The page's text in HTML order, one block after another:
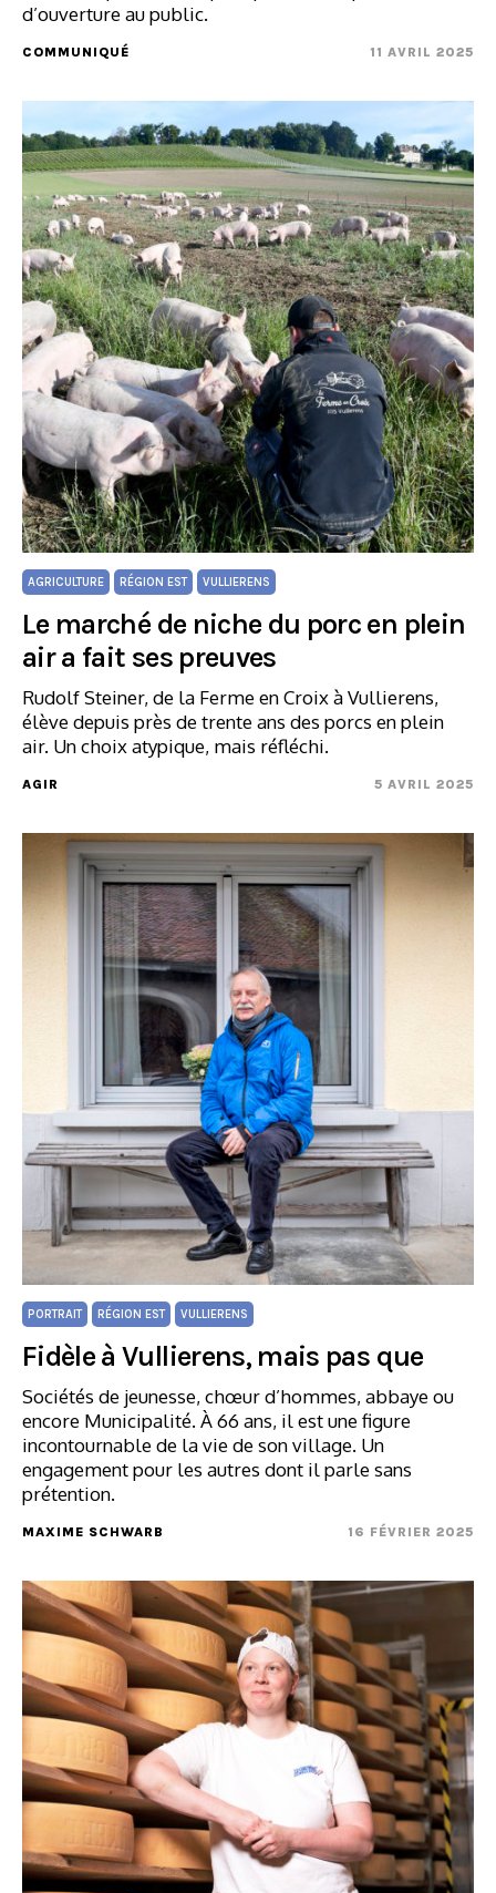
d’ouverture au public.
COMMUNIQUÉ 11 AVRIL 2025
AGRICULTURE RÉGION EST VULLIERENS
Le marché de niche du porc en plein
air a fait ses preuves
Rudolf Steiner, de la Ferme en Croix à Vullierens,
élève depuis près de trente ans des porcs en plein
air. Un choix atypique, mais réfléchi.
AGIR 5 AVRIL 2025
PORTRAIT RÉGION EST VULLIERENS
Fidèle à Vullierens, mais pas que
Sociétés de jeunesse, chœur d’hommes, abbaye ou
encore Municipalité. À 66 ans, il est une figure
incontournable de la vie de son village. Un
engagement pour les autres dont il parle sans
prétention.
MAXIME SCHWARB 16 FÉVRIER 2025